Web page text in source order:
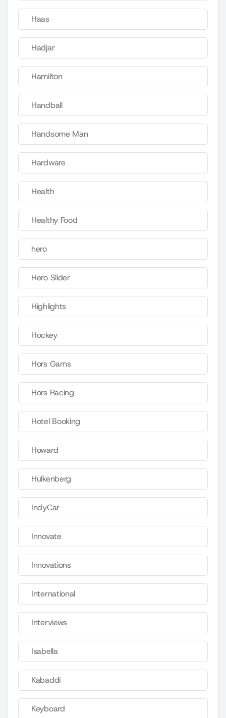
Haas
Hadjar
Hamilton
Handball
Handsome Man
Hardware
Health
Healthy Food
hero
Hero Slider
Highlights
Hockey
Hors Gams
Hors Racing
Hotel Booking
Howard
Hulkenberg
IndyCar
Innovate
Innovations
International
Interviews
Isabella
Kabaddi
Keyboard